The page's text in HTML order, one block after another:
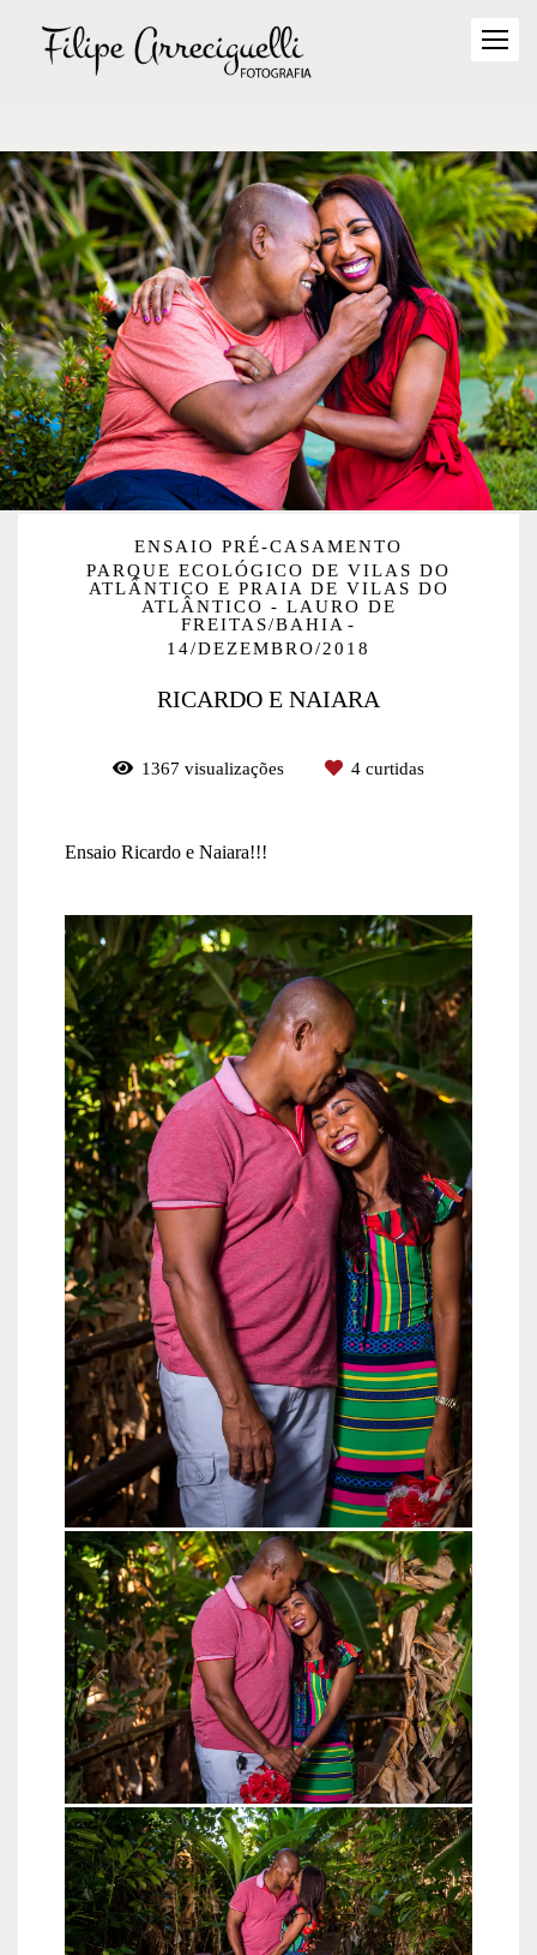
ENSAIO PRÉ-CASAMENTO
PARQUE ECOLÓGICO DE VILAS DO
ATLÂNTICO E PRAIA DE VILAS DO
ATLÂNTICO - LAURO DE
FREITAS/BAHIA
14/DEZEMBRO/2018
RICARDO E NAIARA
1367 visualizações 4 curtidas
Ensaio Ricardo e Naiara!!!